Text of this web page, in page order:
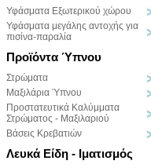
Υφάσματα Εξωτερικού χώρου
Υφάσματα μεγάλης αντοχής για
πισίνα-παραλία
Προϊόντα Ύπνου
Στρώματα
Μαξιλάρια Ύπνου
Προστατευτικά Καλύμματα
Στρώματος - Μαξιλαριού
Βάσεις Κρεβατιών
Λευκά Είδη - Ιματισμός